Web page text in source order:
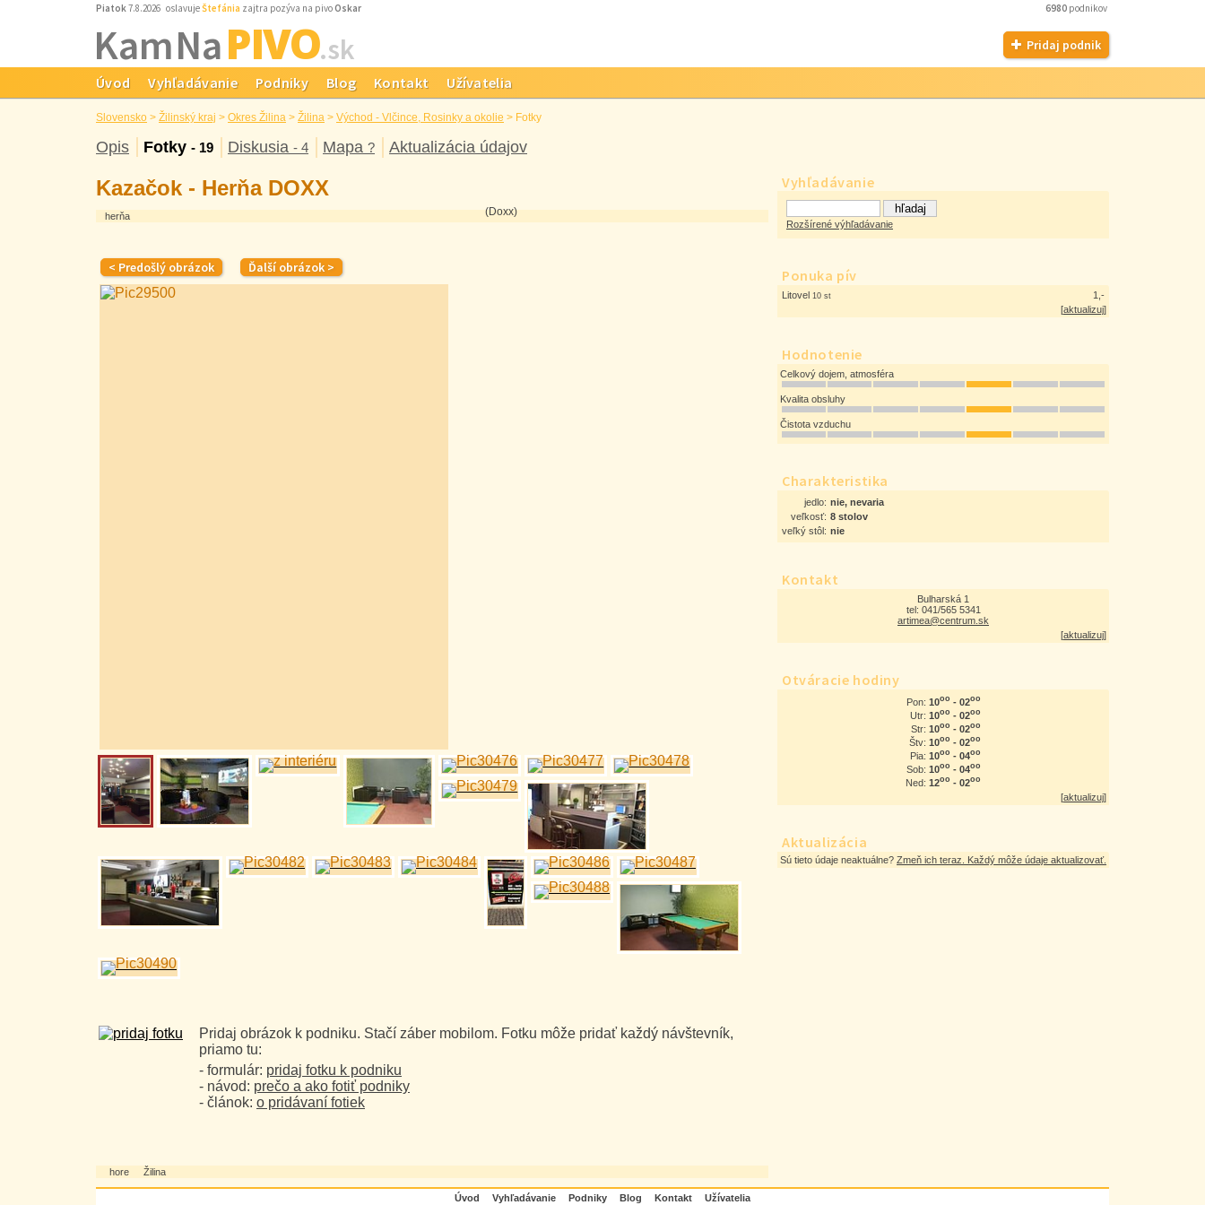
Piatok7.8.2026 oslavujeŠtefánia zajtra pozýva na pivoOskar 6980 podnikov
Kam NaPIVO.sk Pridaj podnik
Úvod Vyhľadávanie Podniky Blog Kontakt Užívatelia
Slovensko > Žilinský kraj > Okres Žilina > Žilina > Východ - Vlčince, Rosinky a okolie > Fotky
Opis Fotky - 19 Diskusia - 4 Mapa ?
Aktualizácia údajov
Vyhľadávanie
Rozšírené výhľadávanie
Ponuka pív
Litovel 10 st
1,-
[aktualizuj]
Hodnotenie
Celkový dojem, atmosféra
Kvalita obsluhy
Čistota vzduchu
Charakteristika
jedlo: nie, nevaria
veľkosť: 8 stolov
veľký stôl: nie
Kontakt
Bulharská 1
tel: 041/565 5341
artimea@centrum.sk
[aktualizuj]
Otváracie hodiny
Pon: 10oo - 02oo
Utr: 10oo - 02oo
Str: 10oo - 02oo
Štv: 10oo - 02oo
Pia: 10oo - 04oo
Sob: 10oo - 04oo
Ned: 12oo - 02oo
[aktualizuj]
Aktualizácia
Sú tieto údaje neaktuálne? Zmeň ich teraz. Každý môže údaje aktualizovať.
Kazačok - Herňa DOXX
herňa (Doxx)
Pridaj obrázok k podniku. Stačí záber mobilom. Fotku môže pridať každý návštevník,
priamo tu:
- formulár: pridaj fotku k podniku
- návod: prečo a ako fotiť podniky
- článok: o pridávaní fotiek
hore Žilina
Úvod Vyhľadávanie Podniky Blog Kontakt Užívatelia